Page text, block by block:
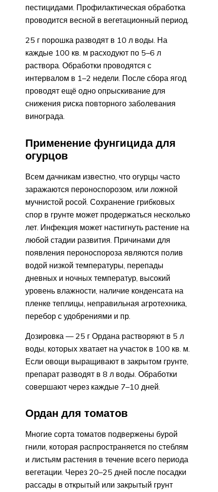
пестицидами. Профилактическая обработка
проводится весной в вегетационный период.
25 г порошка разводят в 10 л воды. На
каждые 100 кв. м расходуют по 5–6 л
раствора. Обработки проводятся с
интервалом в 1–2 недели. После сбора ягод
проводят ещё одно опрыскивание для
снижения риска повторного заболевания
винограда.
Применение фунгицида для
огурцов
Всем дачникам известно, что огурцы часто
заражаются пероноспорозом, или ложной
мучнистой росой. Сохранение грибковых
спор в грунте может продержаться несколько
лет. Инфекция может настигнуть растение на
любой стадии развития. Причинами для
появления пероноспороза являются полив
водой низкой температуры, перепады
дневных и ночных температур, высокий
уровень влажности, наличие конденсата на
пленке теплицы, неправильная агротехника,
перебор с удобрениями и пр.
Дозировка — 25 г Ордана растворяют в 5 л
воды, которых хватает на участок в 100 кв. м.
Если овощи выращивают в закрытом грунте,
препарат разводят в 8 л воды. Обработки
совершают через каждые 7–10 дней.
Ордан для томатов
Многие сорта томатов подвержены бурой
гнили, которая распространяется по стеблям
и листьям растения в течение всего периода
вегетации. Через 20–25 дней после посадки
рассады в открытый или закрытый грунт